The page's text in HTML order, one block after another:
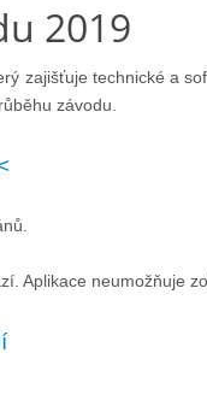
2019
zajišťuje technické a
závodu.
Aplikace neumožňuje